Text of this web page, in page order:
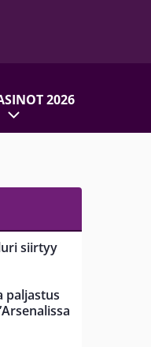
2026
siirtyy
paljastus